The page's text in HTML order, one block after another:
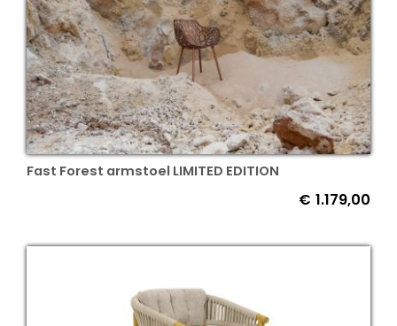
Fast Forest armstoel LIMITED EDITION
€ 1.179,00